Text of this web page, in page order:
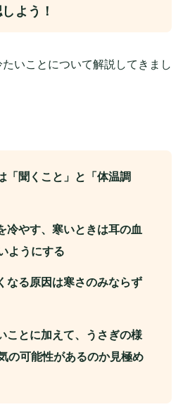
よう！
いことについて解説してきまし
「聞くこと」と「体温調
冷やす、寒いときは耳の血
ようにする
なる原因は寒さのみならず
ことに加えて、うさぎの様
の可能性があるのか見極め